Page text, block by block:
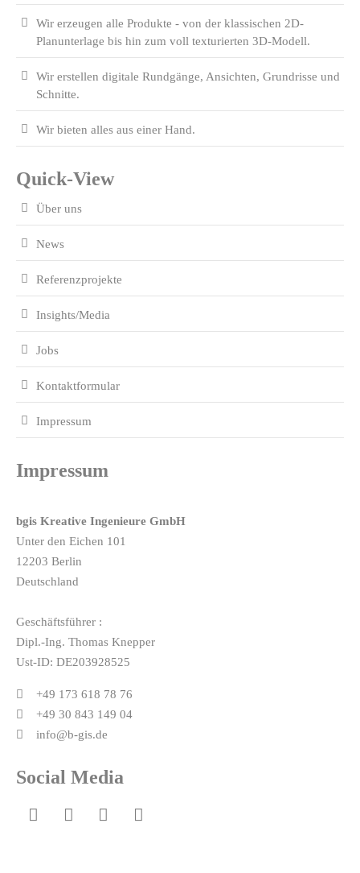
Wir erzeugen alle Produkte - von der klassischen 2D-
Planunterlage bis hin zum voll texturierten 3D-Modell.
Wir erstellen digitale Rundgänge, Ansichten, Grundrisse und
Schnitte.
Wir bieten alles aus einer Hand.
Quick-View
Über uns
News
Referenzprojekte
Insights/Media
Jobs
Kontaktformular
Impressum
Impressum
bgis Kreative Ingenieure GmbH
Unter den Eichen 101
12203 Berlin
Deutschland
Geschäftsführer :
Dipl.-Ing. Thomas Knepper
Ust-ID: DE203928525
+49 173 618 78 76
+49 30 843 149 04
info@b-gis.de
Social Media